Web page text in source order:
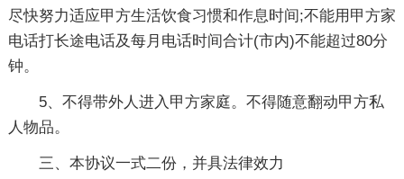
尽快努力适应甲方生活饮食习惯和作息时间;不能用甲方家
电话打长途电话及每月电话时间合计(市内)不能超过80分
钟。
5、不得带外人进入甲方家庭。不得随意翻动甲方私
人物品。
三、本协议一式二份，并具法律效力